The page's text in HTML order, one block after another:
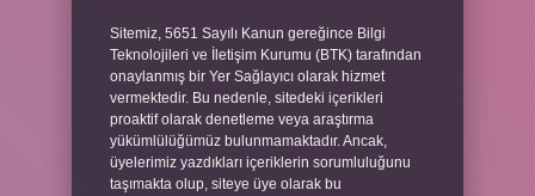
Sitemiz, 5651 Sayılı Kanun gereğince Bilgi
Teknolojileri ve İletişim Kurumu (BTK) tarafından
onaylanmış bir Yer Sağlayıcı olarak hizmet
vermektedir. Bu nedenle, sitedeki içerikleri
proaktif olarak denetleme veya araştırma
yükümlülüğümüz bulunmamaktadır. Ancak,
üyelerimiz yazdıkları içeriklerin sorumluluğunu
taşımakta olup, siteye üye olarak bu